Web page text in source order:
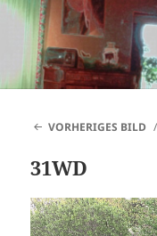
VORHERIGES BILD
31WD